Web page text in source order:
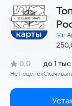
Mir
Рейтинг:
0,0
(
Нет оценок
) до 1 тыс